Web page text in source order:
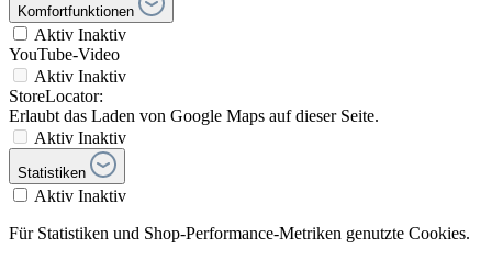
Komfortfunktionen
Aktiv Inaktiv
YouTube-Video
Aktiv Inaktiv
StoreLocator:
Erlaubt das Laden von Google Maps auf dieser Seite.
Aktiv Inaktiv
Statistiken
Aktiv Inaktiv
Für Statistiken und Shop-Performance-Metriken genutzte Cookies.